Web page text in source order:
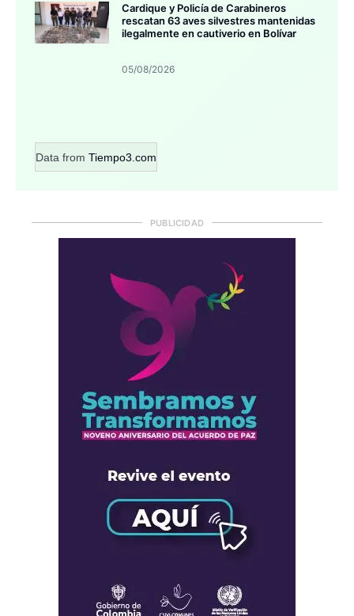
Cardique y Policía de Carabineros
rescatan 63 aves silvestres mantenidas
ilegalmente en cautiverio en Bolívar
05/08/2026
Data from Tiempo3.com
PUBLICIDAD